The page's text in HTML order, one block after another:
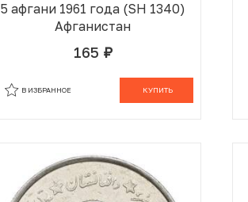
5 афгани 1961 года (SH 1340)
Афганистан
165 руб.
КУПИТЬ
В ИЗБРАННОЕ